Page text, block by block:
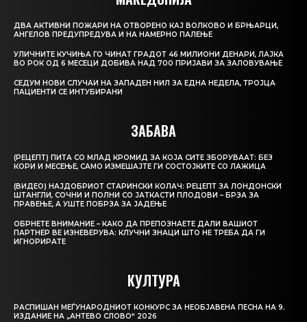
ДВА АКТИВНИ ПОЖАРИ НА ОТВОРЕНО КАЈ ВОЛКОВО И БРЊАРЦИ,
АНГЕЛОВ ПРЕДУПРЕДУВА И НА НАМЕРНО ПАЛЕЊЕ
УЛИЧНИТЕ КУЧИЊА ГО ЧИНАТ ГРАДОТ 46 МИЛИОНИ ДЕНАРИ, ЛАЈКА
ВО РОК ОД 6 МЕСЕЦИ ДОБИВА НАД 700 ПРИЈАВИ ЗА ЗАЛОВУВАЊЕ
СЕДУМ НОВИ СЛУЧАИ НА ЗАПАДЕН НИЛ ЗА ЕДНА НЕДЕЛА, ТРОЈЦА
ПАЦИЕНТИ СЕ ИНТУБИРАНИ
ЗАБАВА
(РЕЦЕПТ) ПИТА СО МЛАД КРОМИД ЗА КОЈА СИТЕ ЗБОРУВААТ: БЕЗ
КОРИ И МЕСЕЊЕ, САМО ИЗМЕШАЈТЕ ГИ СОСТОЈКИТЕ СО ЛАЖИЦА
(ВИДЕО) НАЈДОБРИОТ СТАРИНСКИ КОЛАЧ: РЕЦЕПТ ЗА ЛОНДОНСКИ
ШТАНГЛИ, СОЧНИ И ПОЛНИ СО ЈАТКАСТИ ПЛОДОВИ – БРЗА ЗА
ПРАВЕЊЕ, А УШТЕ ПОБРЗА ЗА ЈАДЕЊЕ
ОБРНЕТЕ ВНИМАНИЕ – КАКО ДА ПРЕПОЗНАЕТЕ ДАЛИ ВАШИОТ
ПАРТНЕР ВЕ ИЗНЕВЕРУВА: КЛУЧНИ ЗНАЦИ ШТО НЕ ТРЕБА ДА ГИ
ИГНОРИРАТЕ
КУЛТУРА
РАСПИШАН МЕЃУНАРОДНИОТ КОНКУРС ЗА НЕОБЈАВЕНА ПЕСНА НА 9.
ИЗДАНИЕ НА „АНТЕВО СЛОВО“ 2026